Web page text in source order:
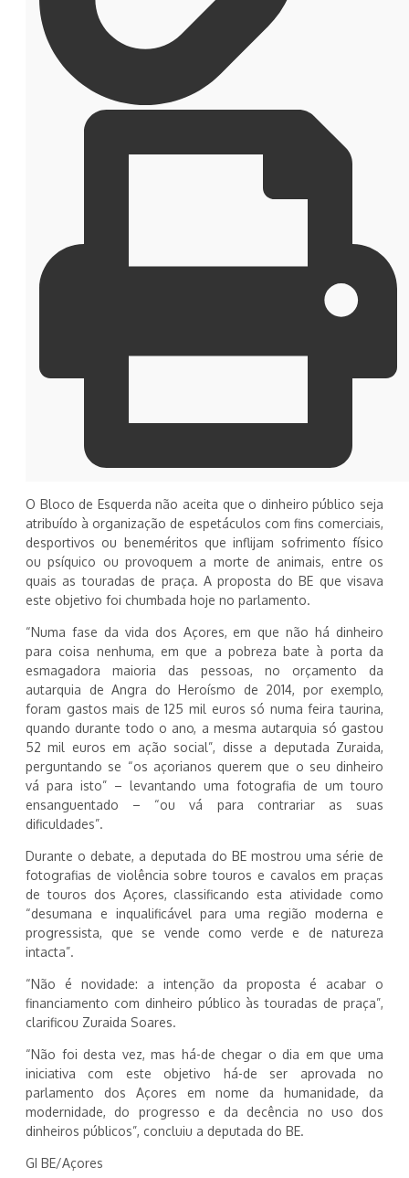
O Bloco de Esquerda não aceita que o dinheiro público seja
atribuído à organização de espetáculos com fins comerciais,
desportivos ou beneméritos que inflijam sofrimento físico
ou psíquico ou provoquem a morte de animais, entre os
quais as touradas de praça. A proposta do BE que visava
este objetivo foi chumbada hoje no parlamento.
“Numa fase da vida dos Açores, em que não há dinheiro
para coisa nenhuma, em que a pobreza bate à porta da
esmagadora maioria das pessoas, no orçamento da
autarquia de Angra do Heroísmo de 2014, por exemplo,
foram gastos mais de 125 mil euros só numa feira taurina,
quando durante todo o ano, a mesma autarquia só gastou
52 mil euros em ação social”, disse a deputada Zuraida,
perguntando se “os açorianos querem que o seu dinheiro
vá para isto” – levantando uma fotografia de um touro
ensanguentado – “ou vá para contrariar as suas
dificuldades”.
Durante o debate, a deputada do BE mostrou uma série de
fotografias de violência sobre touros e cavalos em praças
de touros dos Açores, classificando esta atividade como
“desumana e inqualificável para uma região moderna e
progressista, que se vende como verde e de natureza
intacta”.
“Não é novidade: a intenção da proposta é acabar o
financiamento com dinheiro público às touradas de praça”,
clarificou Zuraida Soares.
“Não foi desta vez, mas há-de chegar o dia em que uma
iniciativa com este objetivo há-de ser aprovada no
parlamento dos Açores em nome da humanidade, da
modernidade, do progresso e da decência no uso dos
dinheiros públicos”, concluiu a deputada do BE.
GI BE/Açores